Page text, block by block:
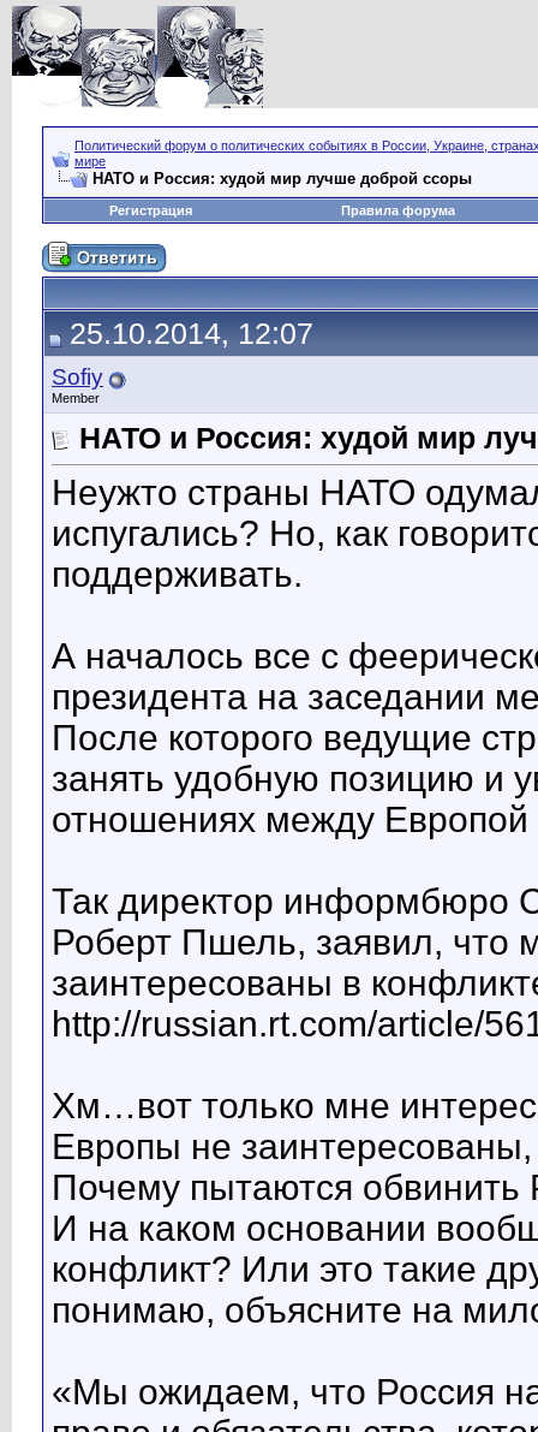
Политический форум о политических событиях в России, Украине,
мире
НАТО и Россия: худой мир лучше доброй ссоры
Регистрация Правила форума
25.10.2014, 12:07
Sofiy
Member
НАТО и Россия: худой мир
Неужто страны НАТО
испугались? Но, как
поддерживать.
А началось все с
президента на заседании
После которого ведущие
занять удобную позицию и
отношениях между Европой
Так директор информбюро
Роберт Пшель, заявил,
заинтересованы в
http://russian.rt.com/article/
Хм…вот только мне
Европы не заинтересованы,
Почему пытаются обвинить
И на каком основании
конфликт? Или это такие
понимаю, объясните на
«Мы ожидаем, что Россия